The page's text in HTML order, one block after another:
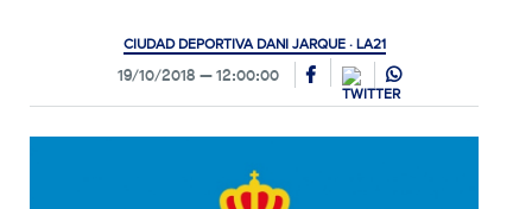
CIUDAD DEPORTIVA DANI JARQUE · LA21
19/10/2018 12:00:00